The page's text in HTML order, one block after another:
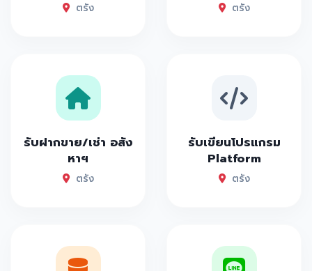
ตรัง ตรัง
รับฝากขาย/เช่า อสัง
หาฯ
ตรัง
รับเขียนโปรแกรม
Platform
ตรัง